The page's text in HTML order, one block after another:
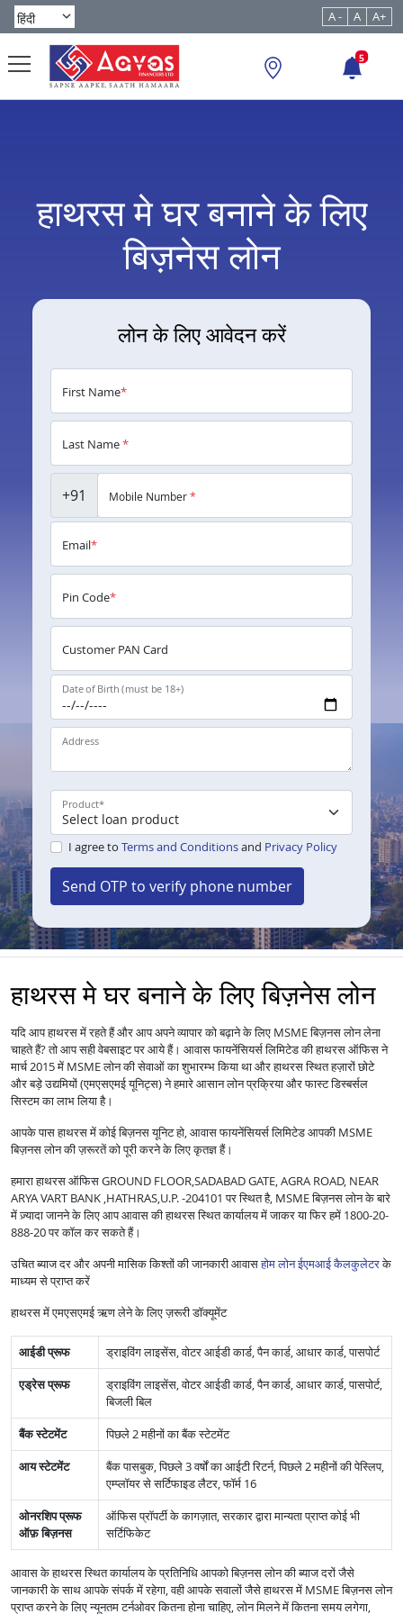
A - A A+
5
हाथरस मे घर बनाने के लिए
बिज़नेस लोन
लोन के लिए आवेदन करें
First Name*
Last Name*
+91 Mobile Number*
Email*
Pin Code*
Customer PAN Card
Date of Birth (must be 18+)
Address
Product*
I agree to Terms and Conditionsand Privacy Policy
Send OTP to verify phone number
हाथरस मे घर बनाने के लिए बिज़नेस लोन
यदि आप हाथरस में रहते हैं और आप अपने व्यापार को बढ़ाने के लिए MSME बिज़नस लोन लेना
चाहते हैं? तो आप सही वेबसाइट पर आये हैं। आवास फायनेंसियर्स लिमिटेड की हाथरस ऑफिस ने
मार्च 2015 में MSME लोन की सेवाओं का शुभारम्भ किया था और हाथरस स्थित हज़ारों छोटे
और बड़े उद्यमियों (एमएसएमई यूनिट्स) ने हमारे आसान लोन प्रक्रिया और फास्ट डिस्बर्सल
सिस्टम का लाभ लिया है।
आपके पास हाथरस में कोई बिज़नस यूनिट हो, आवास फायनेंसियर्स लिमिटेड आपकी MSME
बिज़नस लोन की ज़रूरतें को पूरी करने के लिए कृतज्ञ हैं।
हमारा हाथरस ऑफिस GROUND FLOOR,SADABAD GATE, AGRA ROAD, NEAR
ARYA VART BANK ,HATHRAS,U.P. -204101 पर स्थित है, MSME बिज़नस लोन के बारे
में ज़्यादा जानने के लिए आप आवास की हाथरस स्थित कार्यालय में जाकर या फिर हमें 1800-20-
888-20 पर कॉल कर सकते हैं।
उचित ब्याज दर और अपनी मासिक किश्तों की जानकारी आवासहोम लोन ईएमआई कैलकुलेटरके
माध्यम से प्राप्त करें
हाथरस में एमएसएमई ऋण लेने के लिए ज़रूरी डॉक्यूमेंट
आईडी प्रूफ
ड्राइविंग लाइसेंस, वोटर आईडी कार्ड, पैन कार्ड, आधार कार्ड, पासपोर्ट
एड्रेस प्रूफ
ड्राइविंग लाइसेंस, वोटर आईडी कार्ड, पैन कार्ड, आधार कार्ड, पासपोर्ट,
बिजली बिल
बैंक स्टेटमेंट
पिछले 2 महीनों का बैंक स्टेटमेंट
आय स्टेटमेंट
बैंक पासबुक, पिछले 3 वर्षों का आईटी रिटर्न, पिछले 2 महीनों की पेस्लिप,
एम्प्लॉयर से सर्टिफाइड लैटर, फॉर्म 16
ओनरशिप प्रूफ
ऑफ़ बिज़नस
ऑफिस प्रॉपर्टी के कागज़ात, सरकार द्वारा मान्यता प्राप्त कोई भी
सर्टिफिकेट
आवास के हाथरस स्थित कार्यालय के प्रतिनिधि आपको बिज़नस लोन की ब्याज दरों जैसे
जानकारी के साथ आपके संपर्क में रहेगा, वही आपके सवालों जैसे हाथरस में MSME बिज़नस लोन
प्राप्त करने के लिए न्यूनतम टर्नओवर कितना होना चाहिए, लोन मिलने में कितना समय लगेगा,